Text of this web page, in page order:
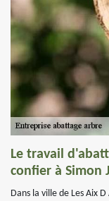
Le travail
confier à Simon
Dans la ville de Les Aix